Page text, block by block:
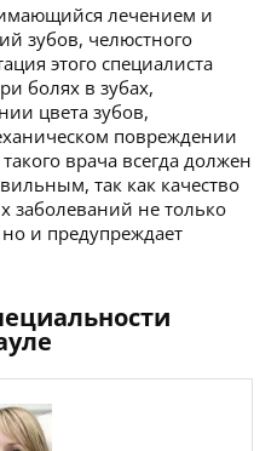
лечением и
зубов, челюстного
этого специалиста
болях в зубах,
цвета зубов,
повреждении
врача всегда должен
так как качество
заболеваний не только
и предупреждает